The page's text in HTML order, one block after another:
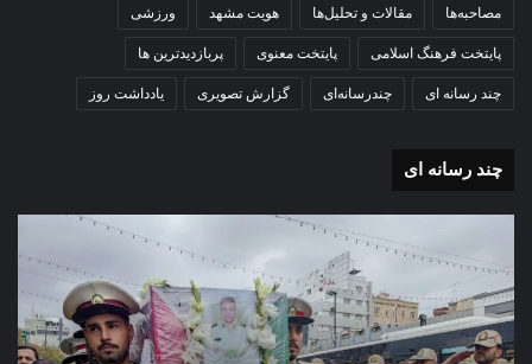
مصاحبه‌ها مقالات و تحلیل‌ها هویت مشهد ورزشی
پایتخت فرهنگ اسلامی پایتخت معنوی پربازدیدترین ها
چند رسانه ای چندرسانه‌ای گزارش تصویری یادداشت روز
چند رسانه ای
تشییع
پیکر
مطهر
شهید